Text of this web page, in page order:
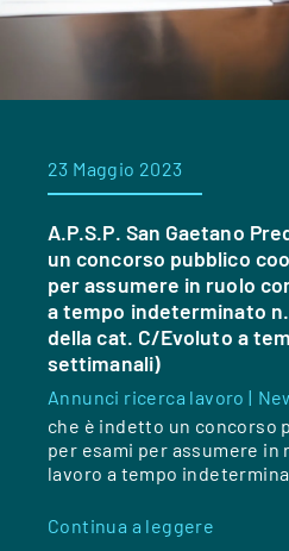
23 Maggio 2023
A.P.S.P. San Gaetano
un concorso pubblico
per assumere in ruolo
a tempo indeterminato
della cat. C/Evoluto a
settimanali)
Annunci ricerca lavoro |
che è indetto un concorso
per esami per assumere
lavoro a tempo
Continua a leggere